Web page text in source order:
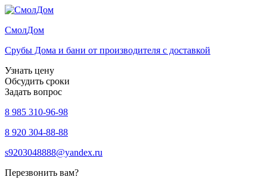
СмолДом
Срубы Дома и бани от производителя с доставкой
Узнать цену
Обсудить сроки
Задать вопрос
8 985 310-96-98
8 920 304-88-88
s9203048888@yandex.ru
Перезвонить вам?